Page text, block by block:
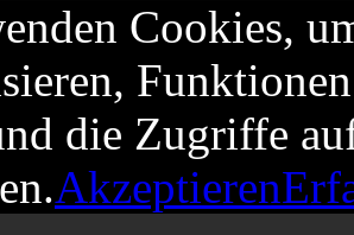
Cookies,
die Zugriffe
Akzeptieren